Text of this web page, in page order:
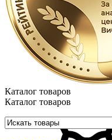
Каталог товаров
Каталог товаров